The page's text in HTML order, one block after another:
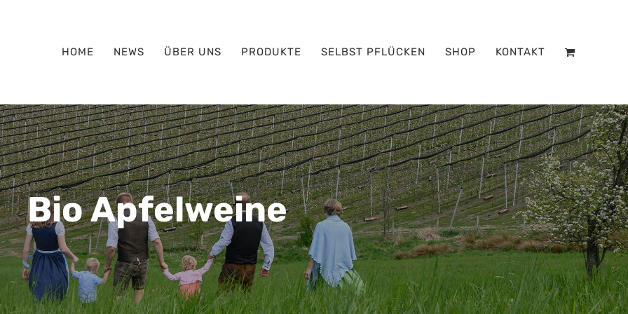
HOME NEWS ÜBER UNS PRODUKTE SELBST PFLÜCKEN SHOP KONTAKT
Bio Apfelweine